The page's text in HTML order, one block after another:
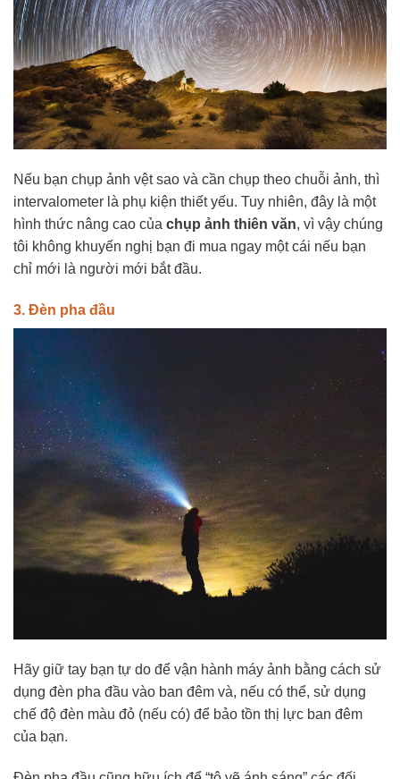
Nếu bạn chụp ảnh vệt sao và cần chụp theo chuỗi ảnh, thì
intervalometer là phụ kiện thiết yếu. Tuy nhiên, đây là một
hình thức nâng cao của chụp ảnh thiên văn, vì vậy chúng
tôi không khuyến nghị bạn đi mua ngay một cái nếu bạn
chỉ mới là người mới bắt đầu.
3. Đèn pha đầu
Hãy giữ tay bạn tự do để vận hành máy ảnh bằng cách sử
dụng đèn pha đầu vào ban đêm và, nếu có thể, sử dụng
chế độ đèn màu đỏ (nếu có) để bảo tồn thị lực ban đêm
của bạn.